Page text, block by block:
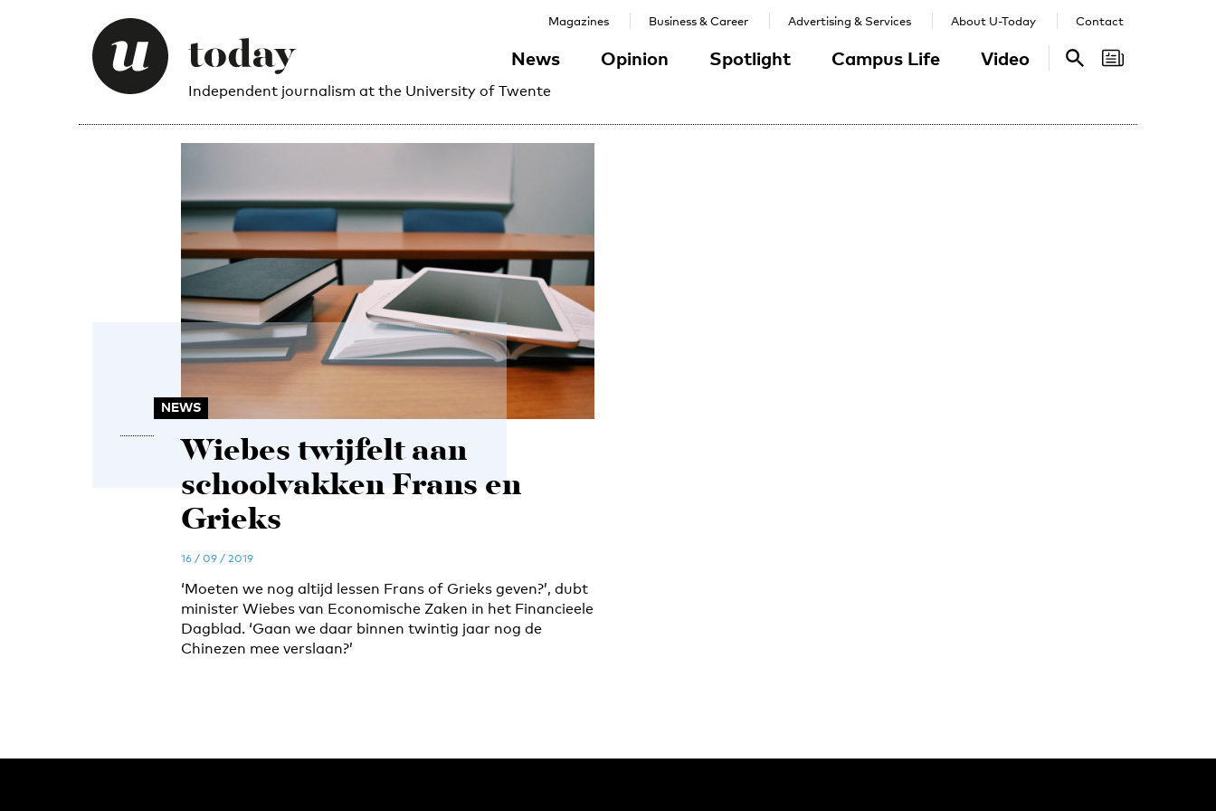
Independent journalism at the University of Twente
News Opinion Spotlight Campus Life Video
Magazines Business & Career Advertising & Services About U-Today Contact
Search
NEWS
Wiebes twijfelt aan
schoolvakken Frans en
Grieks
16 / 09 / 2019
‘Moeten we nog altijd lessen Frans of Grieks geven?’, dubt
minister Wiebes van Economische Zaken in het Financieele
Dagblad. ‘Gaan we daar binnen twintig jaar nog de
Chinezen mee verslaan?’